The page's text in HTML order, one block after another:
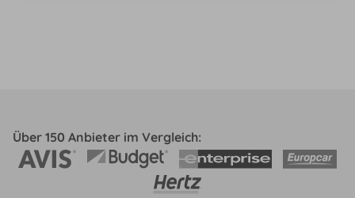
Über 150 Anbieter im Vergleich: